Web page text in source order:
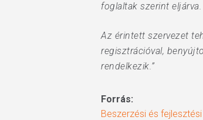
foglaltak szerint eljárva.
Az érintett szervezet
regisztrációval,
rendelkezik.”
Forrás:
Beszerzési és